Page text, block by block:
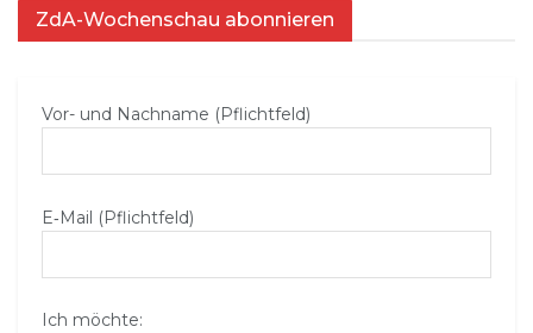
ZdA-Wochenschau abonnieren
Vor- und Nachname (Pflichtfeld)
E‑Mail (Pflichtfeld)
Ich möchte: